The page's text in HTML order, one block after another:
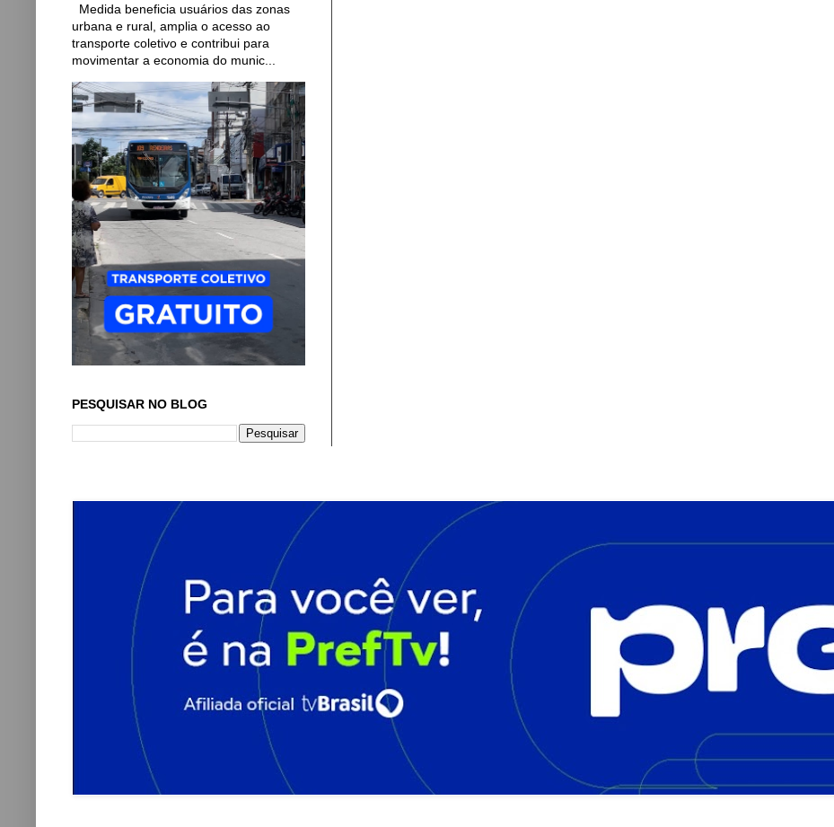
Medida beneficia usuários das zonas
urbana e rural, amplia o acesso ao
transporte coletivo e contribui para
movimentar a economia do munic...
PESQUISAR NO BLOG